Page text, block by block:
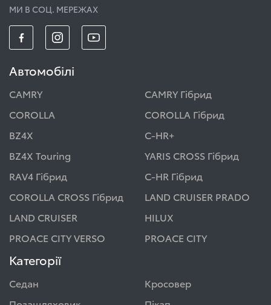
МИ В СОЦ. МЕРЕЖАХ
Автомобілі
CAMRY
CAMRY Гібрид
COROLLA
COROLLA Гібрид
BZ4X
C-HR+
BZ4X Touring
YARIS CROSS Гібрид
RAV4 Гібрид
C-HR Гібрид
COROLLA CROSS Гібрид
LAND CRUISER PRADO
LAND CRUISER
HILUX
PROACE CITY VERSO
PROACE CITY
Категорії
Седан
Кросовер